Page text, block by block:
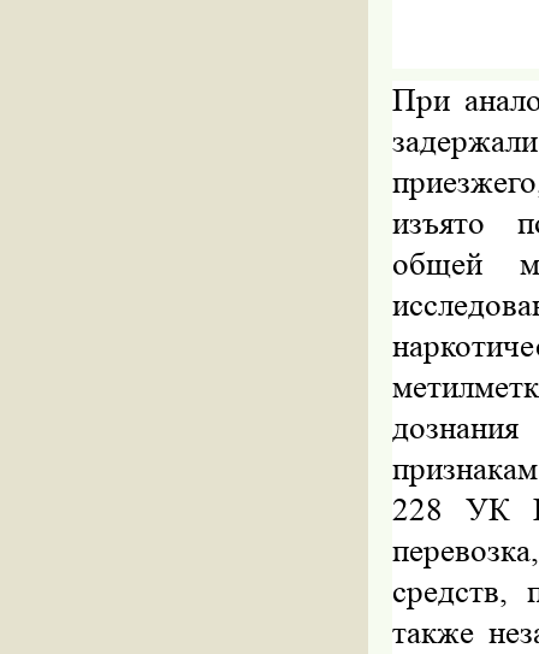
При
изъято
общей
228 УК
средств,
также